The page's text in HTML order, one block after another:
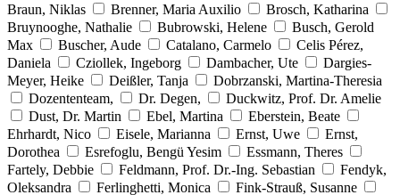
Braun, Niklas
Brenner, Maria Auxilio
Brosch, Katharina
Bruynooghe, Nathalie
Bubrowski, Helene
Busch, Gerold
Max
Buscher, Aude Catalano, Carmelo
Celis Pérez,
Daniela
Cziollek, Ingeborg Dambacher, Ute
Dargies-
Meyer, Heike
Deißler, Tanja
Dobrzanski, Martina-Theresia
Dozententeam,
Dr. Degen,
Duckwitz, Prof. Dr. Amelie
Dust, Dr. Martin
Ebel, Martina
Eberstein, Beate
Ehrhardt, Nico
Eisele, Marianna Ernst, Uwe
Ernst,
Dorothea
Esrefoglu, Bengü Yesim
Essmann, Theres
Fartely, Debbie
Feldmann, Prof. Dr.-Ing. Sebastian
Fendyk,
Oleksandra
Ferlinghetti, Monica
Fink-Strauß, Susanne